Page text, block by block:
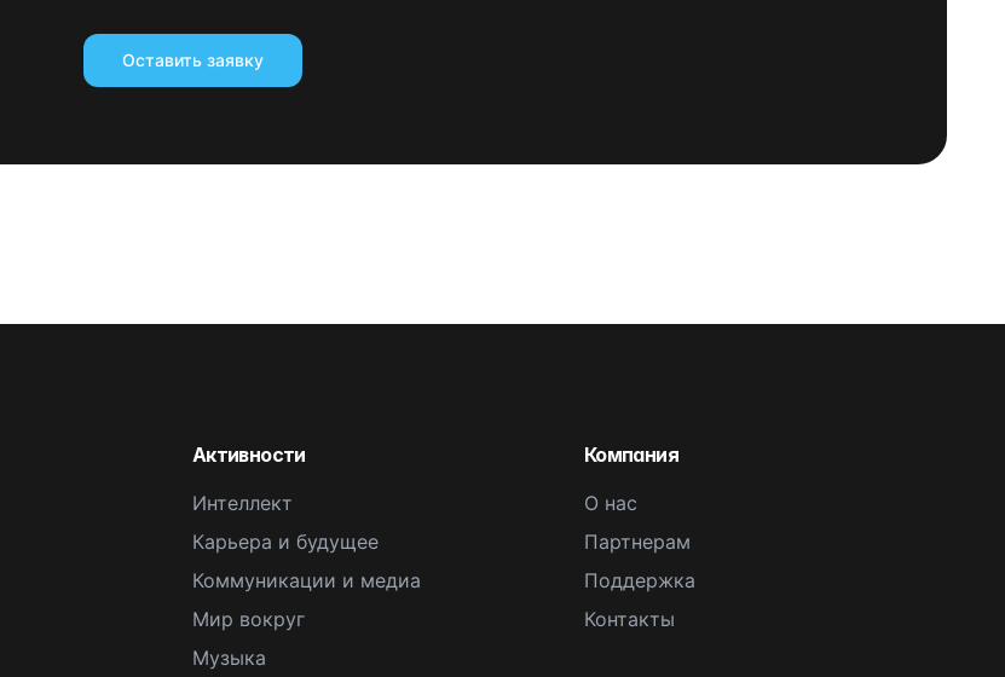
Оставить заявку
Активности
Интеллект
Карьера и будущее
Коммуникации и медиа
Мир вокруг
Музыка
Компания
О нас
Партнерам
Поддержка
Контакты